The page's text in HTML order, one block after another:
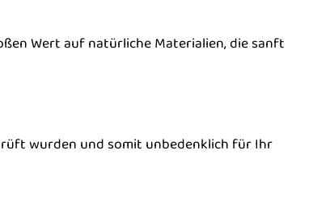
Wert auf natürliche Materialien, die sanft
wurden und somit unbedenklich für Ihr